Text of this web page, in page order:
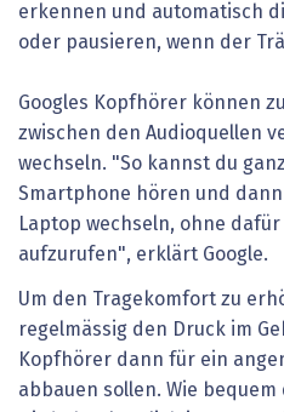
erkennen und automatisch
oder pausieren, wenn der
Googles Kopfhörer können
zwischen den Audioquellen
wechseln. "So kannst du
Smartphone hören und
Laptop wechseln, ohne
aufzurufen", erklärt Google.
Um den Tragekomfort zu
regelmässig den Druck im
Kopfhörer dann für ein
abbauen sollen. Wie